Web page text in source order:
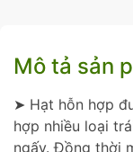
Mô tả sản
➤ Hạt hỗn hợp
hợp nhiều loại
ngấy. Đồng thời